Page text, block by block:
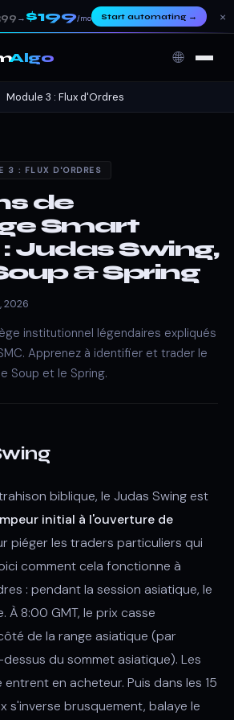
→ $199/mo Start automating→ ×
Algo 🌐
Module 3 : Flux d'Ordres
3 : FLUX D'ORDRES
de
Smart
Judas Swing,
& Spring
2026
institutionnel légendaires expliqués
Apprenez à identifier et trader le
Soup et le Spring.
biblique, le Judas Swing est
initial à l'ouverture de
piéger les traders particuliers qui
comment cela fonctionne à
: pendant la session asiatique, le
À 8:00 GMT, le prix casse
de la range asiatique (par
du sommet asiatique). Les
en acheteur. Puis dans les 15
s'inverse brusquement, balaye le